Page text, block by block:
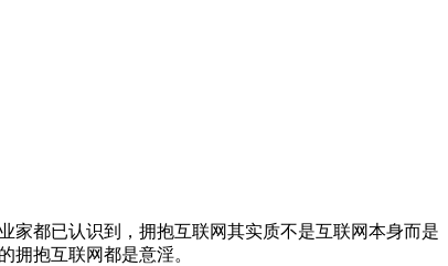
都已认识到，拥抱互联网其实质不是互联网本身而是
拥抱互联网都是意淫。